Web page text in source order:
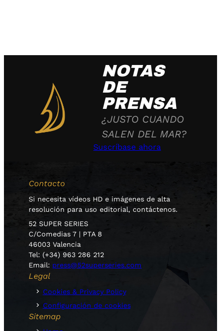
NOTAS
DE
PRENSA
¿JUSTO CUANDO
SALEN DEL MAR?
Suscríbase ahora
Contacto
Si necesita vídeos HD e imágenes de alta
resolución para uso editorial, contáctenos.
52 SUPER SERIES
C/Comedias 7 | PTA 8
46003 Valencia
Tel: (+34) 963 286 212
Email: press@52superseries.com
Legal
Cookies & Privacy Policy
Configuración de cookies
Sitemap